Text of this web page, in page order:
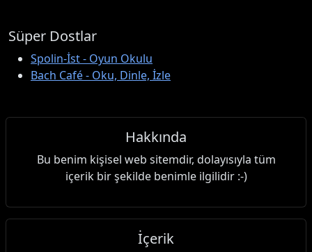
Süper Dostlar
Spolin-İst - Oyun Okulu
Bach Café - Oku, Dinle, İzle
Hakkında
Bu benim kişisel web sitemdir, dolayısıyla tüm
içerik bir şekilde benimle ilgilidir :-)
İçerik